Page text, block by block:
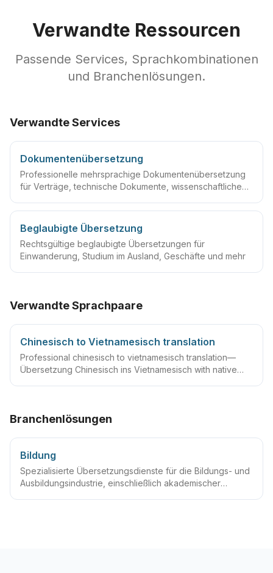
Verwandte Ressourcen
Passende Services, Sprachkombinationen
und Branchenlösungen.
Verwandte Services
Dokumentenübersetzung
Professionelle mehrsprachige Dokumentenübersetzung
für Verträge, technische Dokumente, wissenschaftliche
Beglaubigte Übersetzung
Rechtsgültige beglaubigte Übersetzungen für
Einwanderung, Studium im Ausland, Geschäfte und mehr
Verwandte Sprachpaare
Chinesisch to Vietnamesisch translation
Professional chinesisch to vietnamesisch translation—
Übersetzung Chinesisch ins Vietnamesisch with native
Branchenlösungen
Bildung
Spezialisierte Übersetzungsdienste für die Bildungs- und
Ausbildungsindustrie, einschließlich akademischer